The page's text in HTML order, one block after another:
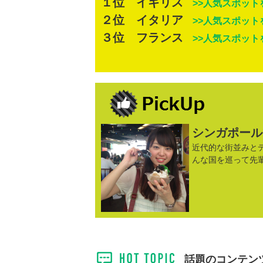
>>人気スポット
２位 イタリア >>人気スポット
３位 フランス >>人気スポット
シンガポー
近代的な街並みと
んな国を巡って先
話題のコンテン